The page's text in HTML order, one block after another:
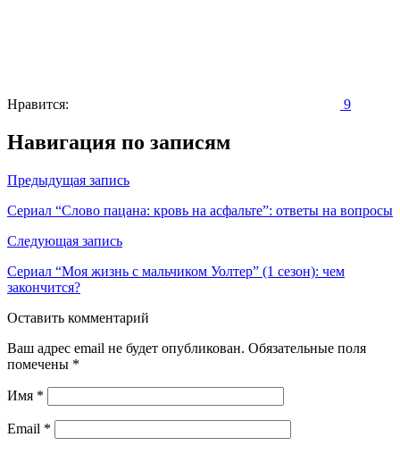
Нравится: 9
Навигация по записям
Предыдущая запись
Сериал “Слово пацана: кровь на асфальте”: ответы на вопросы
Следующая запись
Сериал “Моя жизнь с мальчиком Уолтер” (1 сезон): чем
закончится?
Оставить комментарий
Ваш адрес email не будет опубликован. Обязательные поля
помечены *
Имя *
Email *